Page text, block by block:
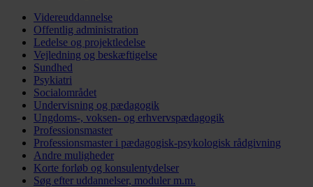
Videreuddannelse
Offentlig administration
Ledelse og projektledelse
Vejledning og beskæftigelse
Sundhed
Psykiatri
Socialområdet
Undervisning og pædagogik
Ungdoms-, voksen- og erhvervspædagogik
Professionsmaster
Professionsmaster i pædagogisk-psykologisk rådgivning
Andre muligheder
Korte forløb og konsulentydelser
Søg efter uddannelser, moduler m.m.